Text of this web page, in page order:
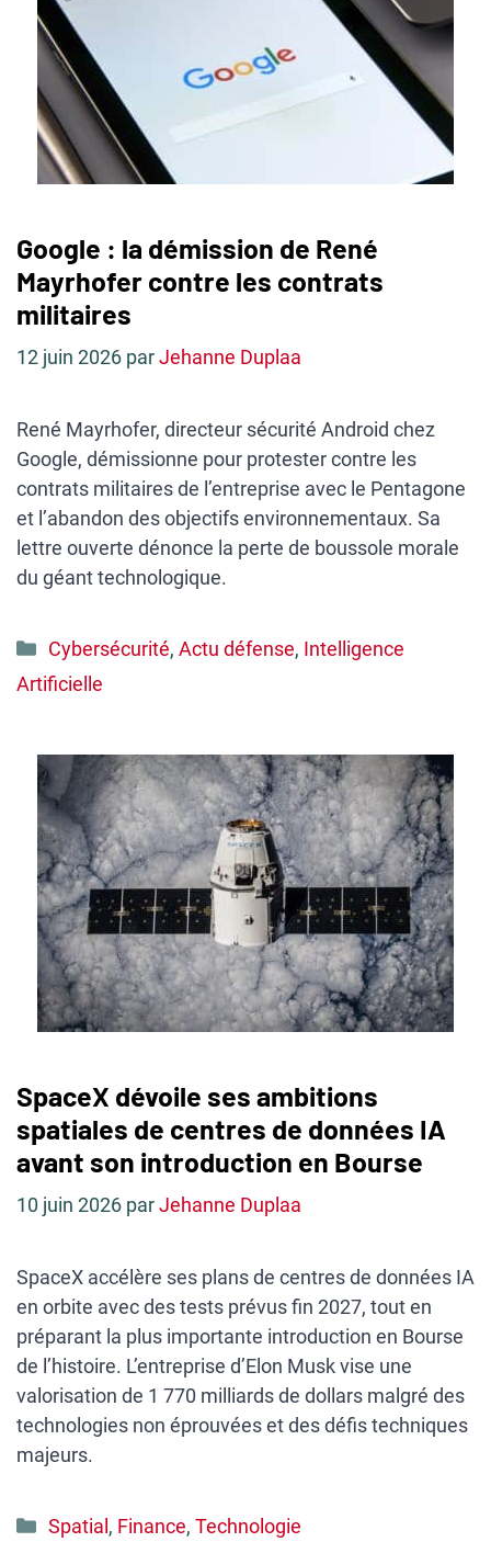
Google : la démission de René
Mayrhofer contre les contrats
militaires
12 juin 2026 parJehanne Duplaa
René Mayrhofer, directeur sécurité Android chez
Google, démissionne pour protester contre les
contrats militaires de l’entreprise avec le Pentagone
et l’abandon des objectifs environnementaux. Sa
lettre ouverte dénonce la perte de boussole morale
du géant technologique.
Catégories
Cybersécurité, Actu défense, Intelligence
Artificielle
SpaceX dévoile ses ambitions
spatiales de centres de données IA
avant son introduction en Bourse
10 juin 2026 parJehanne Duplaa
SpaceX accélère ses plans de centres de données IA
en orbite avec des tests prévus fin 2027, tout en
préparant la plus importante introduction en Bourse
de l’histoire. L’entreprise d’Elon Musk vise une
valorisation de 1 770 milliards de dollars malgré des
technologies non éprouvées et des défis techniques
majeurs.
Catégories
Spatial , Finance, Technologie